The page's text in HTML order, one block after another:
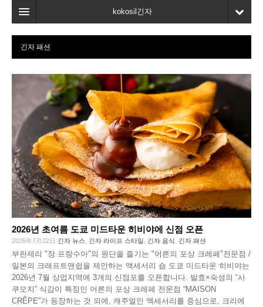
kokosil긴자
홈
검색
최신정보
고객평가
마이페이지
즐겨찾기
긴자 패션
2026년 초여름 도쿄 미드타운 히비야에 신점 오픈
2026年7月22日 긴자 뉴스 긴자 라이프 스타일 긴자 음식 긴자 패션
부란제리 "장 프랑수아"의 원단을 즐기는 "어른의 포상 크레페"전문점 /
일본의 크래프트맨쉽을 제안하는 액세서리 숍 도쿄 미드타운 히비야는
2026년 7월 상업지역에 3개의 신점포를 오픈합니다. 발효×숙성의 “사
쿠모치” 식감이 특징인 어른의 포상 크레페 전문점 “MAISON
CRÊPE”가 등장하는 것 외에, 캐주얼인 액세서리를 중심으로, 크리에